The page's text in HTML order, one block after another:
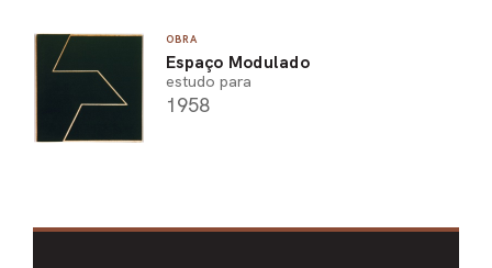
OBRA
Espaço Modulado
estudo para
1958